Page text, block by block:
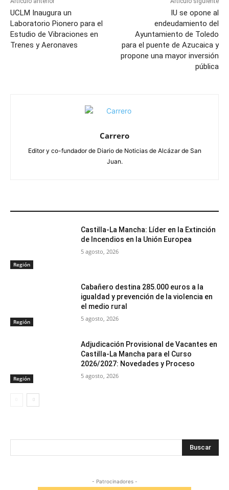
UCLM Inaugura un
Laboratorio Pionero para el
Estudio de Vibraciones en
Trenes y Aeronaves
IU se opone al
endeudamiento del
Ayuntamiento de Toledo
para el puente de Azucaica y
propone una mayor inversión
pública
Carrero
Editor y co-fundador de Diario de Noticias de Alcázar de San
Juan.
Región
Castilla-La Mancha: Líder en la Extinción
de Incendios en la Unión Europea
5 agosto, 2026
Región
Cabañero destina 285.000 euros a la
igualdad y prevención de la violencia en
el medio rural
5 agosto, 2026
Región
Adjudicación Provisional de Vacantes en
Castilla-La Mancha para el Curso
2026/2027: Novedades y Proceso
5 agosto, 2026
Buscar
- Patrocinadores -